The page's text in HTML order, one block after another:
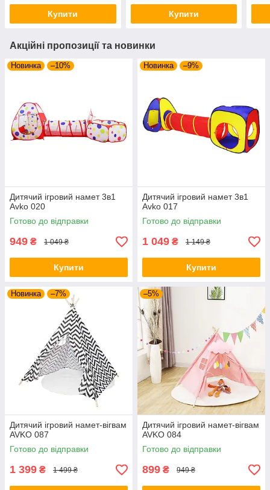
Купити Купити
Акційні пропозиції та новинки
Новинка –10%
Дитячий ігровий намет 3в1
Avko 020
Готово до відправки
949 ₴ 1 049 ₴
Купити
Новинка –9%
Дитячий ігровий намет 3в1
Avko 017
Готово до відправки
1 049 ₴ 1 149 ₴
Купити
Новинка –7%
Дитячий ігровий намет-вігвам
AVKO 087
Готово до відправки
1 399 ₴ 1 499 ₴
–5%
Дитячий ігровий намет-вігвам
AVKO 084
Готово до відправки
899 ₴ 949 ₴